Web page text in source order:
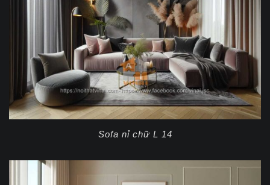
Sofa nỉ chữ L 14